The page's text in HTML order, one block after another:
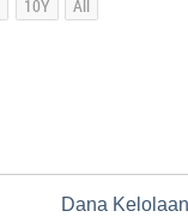
Dana